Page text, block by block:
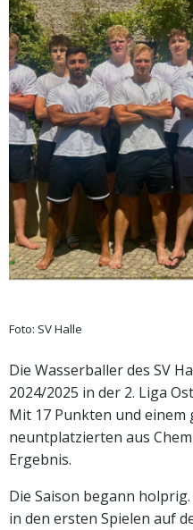
Foto: SV Halle
Die Wasserballer des SV
2024/2025 in der 2. Liga
Mit 17 Punkten und einem
neuntplatzierten aus
Ergebnis.
Die Saison begann
in den ersten Spielen auf